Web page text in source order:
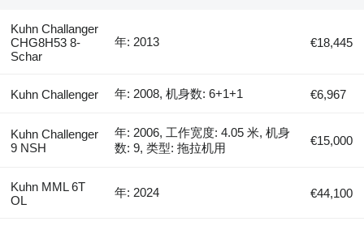
Kuhn Challanger
CHG8H53 8-
Schar
年: 2013 €18,445
Kuhn Challenger 年: 2008, 机身数: 6+1+1 €6,967
Kuhn Challenger
9 NSH
年: 2006, 工作宽度: 4.05 米, 机身
数: 9, 类型: 拖拉机用
€15,000
Kuhn MML 6T
OL
年: 2024 €44,100